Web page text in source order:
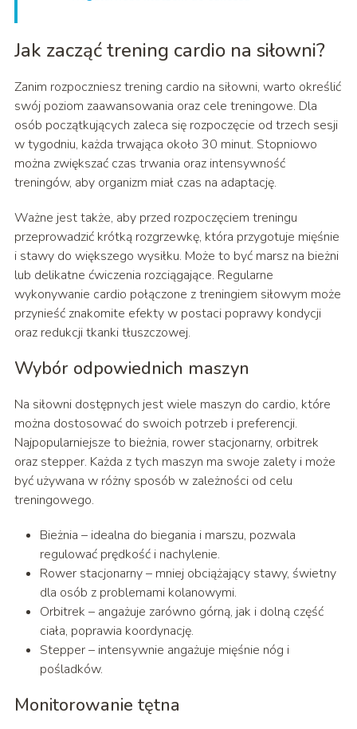
Jak zacząć trening cardio na siłowni?
Zanim rozpoczniesz trening cardio na siłowni, warto określić
swój poziom zaawansowania oraz cele treningowe. Dla
osób początkujących zaleca się rozpoczęcie od trzech sesji
w tygodniu, każda trwająca około 30 minut. Stopniowo
można zwiększać czas trwania oraz intensywność
treningów, aby organizm miał czas na adaptację.
Ważne jest także, aby przed rozpoczęciem treningu
przeprowadzić krótką rozgrzewkę, która przygotuje mięśnie
i stawy do większego wysiłku. Może to być marsz na bieżni
lub delikatne ćwiczenia rozciągające. Regularne
wykonywanie cardio połączone z treningiem siłowym może
przynieść znakomite efekty w postaci poprawy kondycji
oraz redukcji tkanki tłuszczowej.
Wybór odpowiednich maszyn
Na siłowni dostępnych jest wiele maszyn do cardio, które
można dostosować do swoich potrzeb i preferencji.
Najpopularniejsze to bieżnia, rower stacjonarny, orbitrek
oraz stepper. Każda z tych maszyn ma swoje zalety i może
być używana w różny sposób w zależności od celu
treningowego.
Bieżnia – idealna do biegania i marszu, pozwala
regulować prędkość i nachylenie.
Rower stacjonarny – mniej obciążający stawy, świetny
dla osób z problemami kolanowymi.
Orbitrek – angażuje zarówno górną, jak i dolną część
ciała, poprawia koordynację.
Stepper – intensywnie angażuje mięśnie nóg i
pośladków.
Monitorowanie tętna